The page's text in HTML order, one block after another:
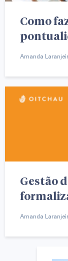
Como
Amanda
Gestão
Amanda